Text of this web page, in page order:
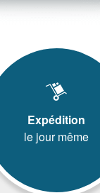
Expédition
le jour même